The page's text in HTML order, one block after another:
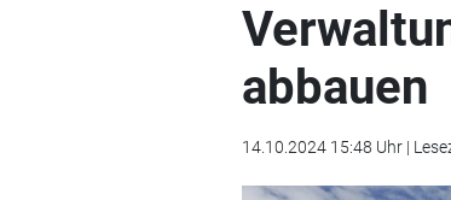
abbauen
14.10.2024 15:48 Uhr |